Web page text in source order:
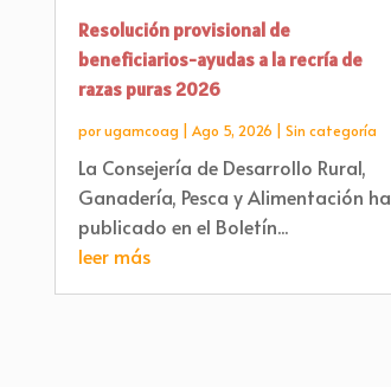
Resolución provisional de
beneficiarios-ayudas a la recría de
razas puras 2026
porugamcoag Ago 5, 2026 Sin categoría
La Consejería de Desarrollo Rural,
Ganadería, Pesca y Alimentación ha
publicado en el Boletín...
leer más